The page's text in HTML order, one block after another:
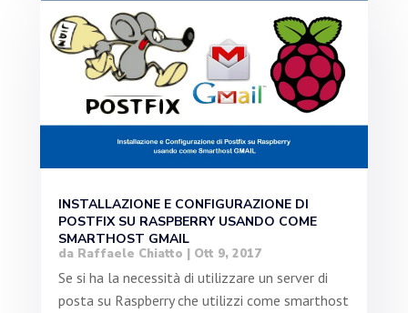
INSTALLAZIONE E CONFIGURAZIONE DI
POSTFIX SU RASPBERRY USANDO COME
SMARTHOST GMAIL
da Raffaele Chiatto | Ott 9, 2017
Se si ha la necessità di utilizzare un server di
posta su Raspberry che utilizzi come smarthost